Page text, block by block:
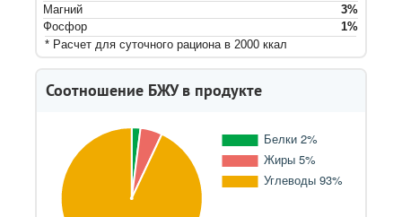
Магний
3%
Фосфор
1%
* Расчет для суточного рациона в 2000 ккал
Соотношение БЖУ в продукте